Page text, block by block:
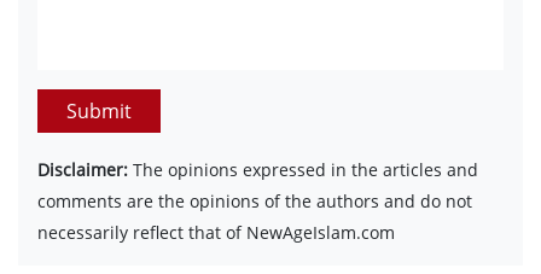
Submit
Disclaimer: The opinions expressed in the articles and
comments are the opinions of the authors and do not
necessarily reflect that of NewAgeIslam.com